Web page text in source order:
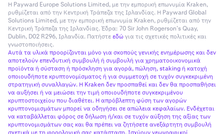
Σημείωση:
Θα χρειαστεί να συνδεθείτε ή να
δημιουργήσετε έναν λογαριασμό με την υπηρεσία
τρίτου μέρους που επεξεργάζεται συναλλαγές fiat σε
κρυπτονομίσματα στην περιοχή σας για να αγοράσετε
κρυπτονομίσματα στην Beholder.
5
Αφού επιλέξετε τον τρόπο πληρωμής σας, κάντε κλικ
στο κουμπίΑγορά, στη συνέχεια ακολουθήστε τα
βήματα που παρέχονται για τον συγκεκριμένο τρόπο
Η Payward Europe Solutions Limited, με την εμπορική επωνυμία Kraken,
ρυθμίζεται από την Κεντρική Τράπεζα της Ιρλανδίας. Η Payward Global
Solutions Limited, με την εμπορική επωνυμία Kraken, ρυθμίζεται από την
Κεντρική Τράπεζα της Ιρλανδίας. Έδρα: 70 Sir John Rogerson’s Quay,
Dublin, D02 R296, Ιρλανδία. Πατήστεεδώγια τις σχετικές πολιτικές και
γνωστοποιήσεις.
Αυτά τα υλικά προορίζονται μόνο για σκοπούς γενικής ενημέρωσης και δεν
αποτελούν επενδυτική συμβουλή ή συμβουλή για χρηματοοικονομικά
προϊόντα ή σύσταση ή πρόσκληση για αγορά, πώληση, staking ή κατοχή
οποιουδήποτε κρυπτονομίσματος ή για συμμετοχή σε τυχόν συγκεκριμένη
στρατηγική συναλλαγών. Η Kraken δεν προσπαθεί και δεν θα προσπαθήσει
να αυξήσει ή να μειώσει την τιμή οποιουδήποτε συγκεκριμένου
κρυπτοστοιχείου που διαθέτει. Η απρόβλεπτη φύση των αγορών
κρυπτονομισμάτων μπορεί να οδηγήσει σε απώλεια κεφαλαίων. Ενδέχεται
να καταβάλλεται φόρος σε δήλωση ή/και σε τυχόν αύξηση της αξίας των
κρυπτονομισμάτων σας και θα πρέπει να ζητήσετε ανεξάρτητη συμβουλή